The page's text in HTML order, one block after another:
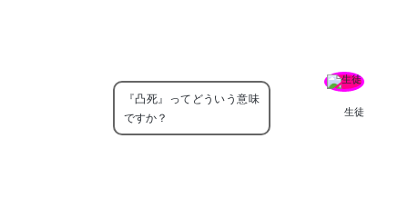
生徒
『凸死』ってどういう意味
ですか？